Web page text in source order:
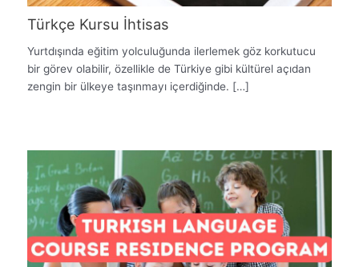
Türkçe Kursu İhtisas
Yurtdışında eğitim yolculuğunda ilerlemek göz korkutucu
bir görev olabilir, özellikle de Türkiye gibi kültürel açıdan
zengin bir ülkeye taşınmayı içerdiğinde. […]